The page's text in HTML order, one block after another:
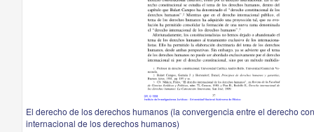
El derecho de los derechos humanos (la convergencia entre el derecho
internacional de los derechos humanos)